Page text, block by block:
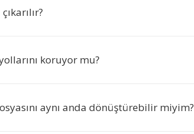
koruyor mu?
aynı anda dönüştürebilir miyim?